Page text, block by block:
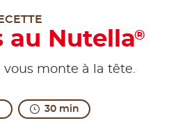
au Nutella®
monte à la tête.
30 min